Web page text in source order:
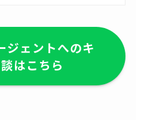
ジェントへのキ
はこちら